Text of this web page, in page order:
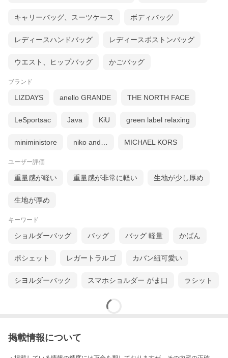
キャリーバッグ、スーツケース ボディバッグ
レディースハンドバッグ レディースボストンバッグ
ウエスト、ヒップバッグ かごバッグ
ブランド
LIZDAYS anello GRANDE THE NORTH FACE
LeSportsac Java KiU green label relaxing
miniministore niko and… MICHAEL KORS
ユーザー評価
重量感が軽い 重量感が非常に軽い 生地が少し厚め
生地が厚め
キーワード
ショルダーバッグ バッグ バッグ 軽量 かばん
ポシェット レガートラルゴ カバン紐可愛い
シヨルダーバック スマホショルダー がま口 ラシット
掲載情報について